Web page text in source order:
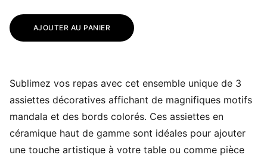
AJOUTER AU PANIER
Sublimez vos repas avec cet ensemble unique de 3
assiettes décoratives affichant de magnifiques motifs
mandala et des bords colorés. Ces assiettes en
céramique haut de gamme sont idéales pour ajouter
une touche artistique à votre table ou comme pièce